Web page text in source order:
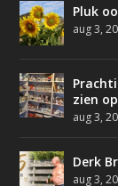
Pluk
aug 3,
zien
aug 3,
Derk
aug 3,